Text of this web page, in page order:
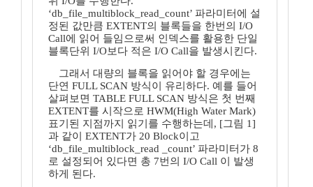
‘db_file_multiblock_read_count’ 파라미터에 설
정된 값만큼 EXTENT의 블록들을 한번의 I/O
Call에 읽어 들임으로써 인덱스를 활용한 단일
블록단위 I/O보다 적은 I/O Call을 발생시킨다.
그래서 대량의 블록을 읽어야 할 경우에는
단연 FULL SCAN 방식이 유리하다. 예를 들어
살펴보면 TABLE FULL SCAN 방식은 첫 번째
EXTENT를 시작으로 HWM(High Water Mark)
표기된 지점까지 읽기를 수행하는데, [그림 1]
과 같이 EXTENT가 20 Block이고
‘db_file_multiblock_read _count’ 파라미터가 8
로 설정되어 있다면 총 7번의 I/O Call 이 발생
하게 된다.